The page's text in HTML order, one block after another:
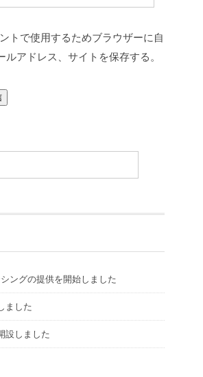
トで使用するためブラウザーに自
ルアドレス、サイトを保存する。
ングの提供を開始しました
ました
設しました